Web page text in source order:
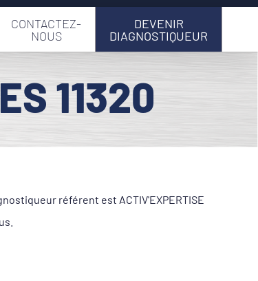
CONTACTEZ-
NOUS
DEVENIR
DIAGNOSTIQUEUR
11320
référent est ACTIV'EXPERTISE